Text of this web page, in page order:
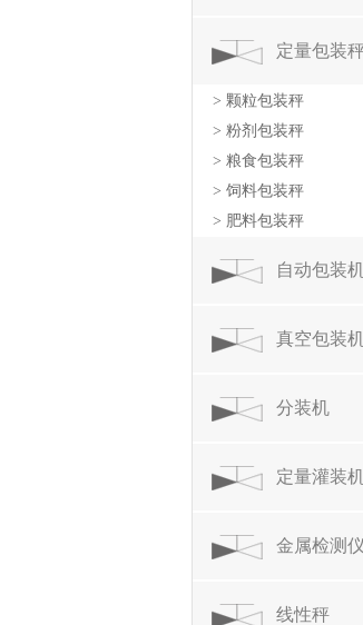
定量包装
> 颗粒包装秤
> 粉剂包装秤
> 粮食包装秤
> 饲料包装秤
> 肥料包装秤
自动包装
真空包装
分装机
定量灌装
金属检测仪
线性秤